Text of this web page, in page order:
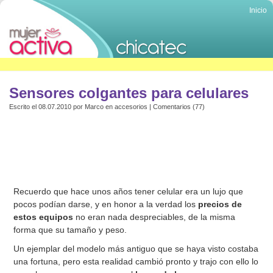
Inicio
Sensores colgantes para celulares
Escrito el 08.07.2010 por Marco en accesorios | Comentarios (77)
Recuerdo que hace unos años tener celular era un lujo que
pocos podían darse, y en honor a la verdad los precios de
estos equipos no eran nada despreciables, de la misma
forma que su tamaño y peso.
Un ejemplar del modelo más antiguo que se haya visto costaba
una fortuna, pero esta realidad cambió pronto y trajo con ello lo